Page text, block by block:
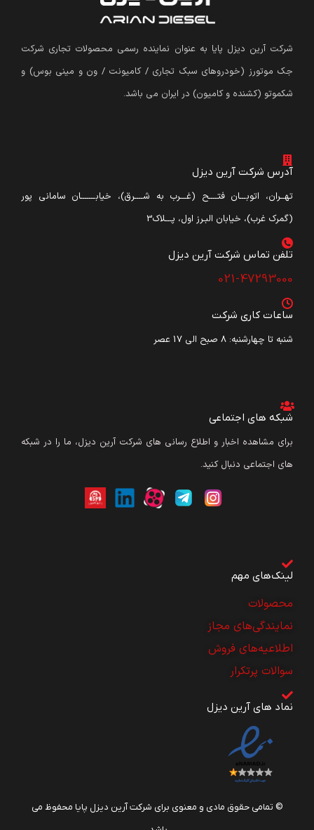
شرکت آرین دیزل پایا به عنوان نماینده رسمی محصولات تجاری شرکت
جک موتورز (خودروهای سبک تجاری / کامیونت / ون و مینی بوس) و
شکموتو (کشنده و کامیون) در ایران می باشد.
آدرس شرکت آرین دیزل
تهــران، اتوبـــان فتــــح (غـــرب به شــــرق)، خیابـــــــان سامانی پور
(گمرک غرب)، خیابان البـرز اول، پـــلاک3
تلفن تماس شرکت آرین دیزل​
021-47293000
ساعات کاری شرکت
شنبه تا چهارشنبه: ۸ صبح الی 17 عصر
شبکه های اجتماعی
برای مشاهده اخبار و اطلاع رسانی های شرکت آرین دیزل، ما را در شبکه
های اجتماعی دنبال کنید.
لینک‌های مهم
محصولات
نمایندگی‌های مجاز
اطلاعیه‌های فروش
سوالات پرتکرار
نماد های آرین دیزل
© تمامی حقوق مادی و معنوی برای شرکت آرین دیزل پایا محفوظ می